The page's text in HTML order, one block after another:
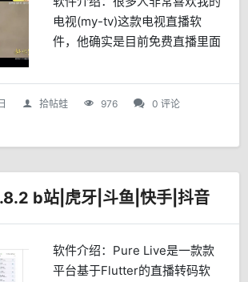
电视(my-tv)这款电视直播软
件，他确实是目前免费直播里面
畅。最近该作者又开发了另外一
款不同UI风格的我的电视下载地
拾帖蛙 976
0 评论
b站|虎牙|斗鱼|快手|抖音
软件介绍：Pure Live是一款款
平台基于Flutter的直播转码软